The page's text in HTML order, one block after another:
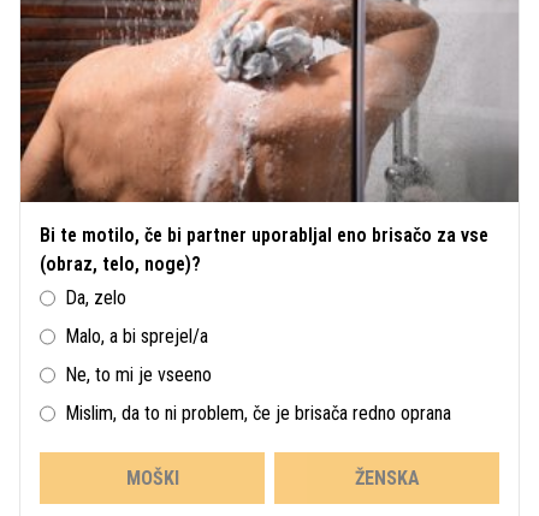
Bi te motilo, če bi partner uporabljal eno brisačo za vse
(obraz, telo, noge)?
Da, zelo
Malo, a bi sprejel/a
Ne, to mi je vseeno
Mislim, da to ni problem, če je brisača redno oprana
MOŠKI ŽENSKA